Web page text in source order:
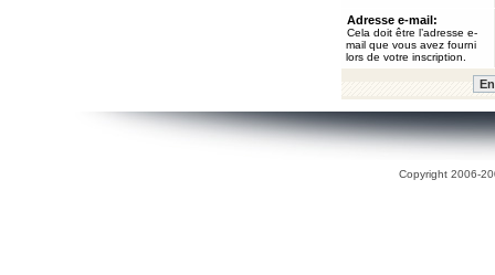
Adresse e-mail:
Cela doit être l’adresse e-
mail que vous avez fourni
lors de votre inscription.
Copyright 2006-